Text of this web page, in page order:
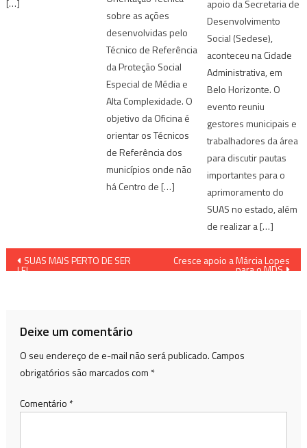
[…]
sobre as ações
desenvolvidas pelo
Técnico de Referência
da Proteção Social
Especial de Média e
Alta Complexidade. O
objetivo da Oficina é
orientar os Técnicos
de Referência dos
municípios onde não
há Centro de […]
apoio da Secretaria de
Desenvolvimento
Social (Sedese),
aconteceu na Cidade
Administrativa, em
Belo Horizonte. O
evento reuniu
gestores municipais e
trabalhadores da área
para discutir pautas
importantes para o
aprimoramento do
SUAS no estado, além
de realizar a […]
Navegação
SUAS MAIS PERTO DE SER
LEI
Cresce apoio a Márcia Lopes
para o MDS
Deixe um comentário
O seu endereço de e-mail não será publicado.Campos
obrigatórios são marcados com *
Comentário *